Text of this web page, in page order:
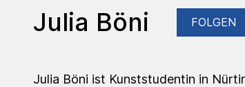
Julia Böni FOLGEN
Julia Böni ist Kunststudentin in